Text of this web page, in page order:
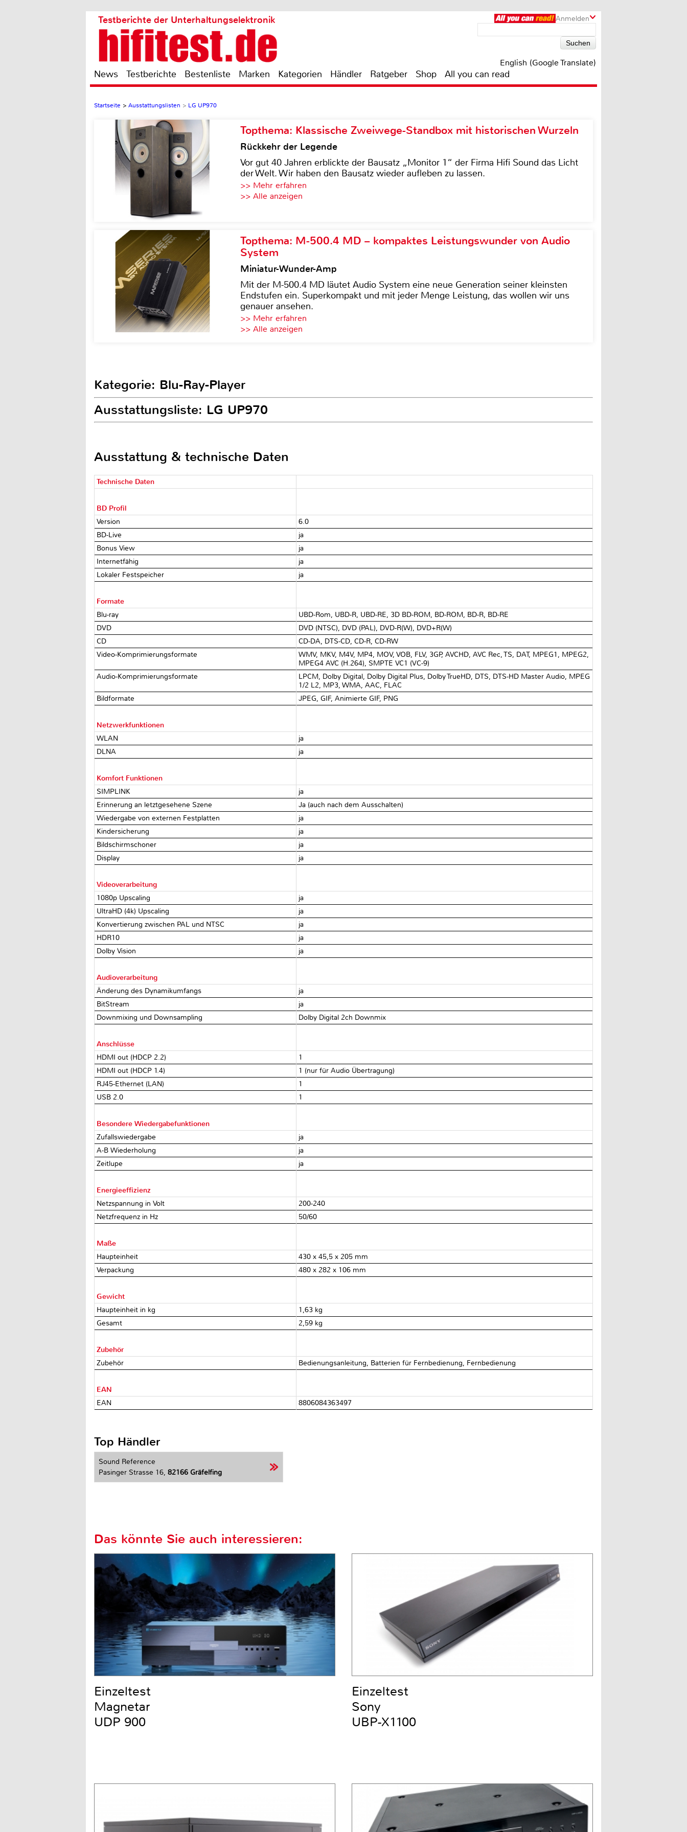
Anmelden
Testberichte der Unterhaltungselektronik
English (Google Translate)
News Testberichte Bestenliste Marken Kategorien Händler Ratgeber Shop All you can read
Startseite > Ausstattungslisten > LG UP970
Topthema: Klassische Zweiwege-Standbox mit historischen Wurzeln
Rückkehr der Legende
Vor gut 40 Jahren erblickte der Bausatz „Monitor 1“ der Firma Hifi Sound das Licht
der Welt. Wir haben den Bausatz wieder aufleben zu lassen.
>> Mehr erfahren
>> Alle anzeigen
Topthema: M-500.4 MD – kompaktes Leistungswunder von Audio
System
Miniatur-Wunder-Amp
Mit der M-500.4 MD läutet Audio System eine neue Generation seiner kleinsten
Endstufen ein. Superkompakt und mit jeder Menge Leistung, das wollen wir uns
genauer ansehen.
>> Mehr erfahren
>> Alle anzeigen
Kategorie: Blu-Ray-Player
Ausstattungsliste: LG UP970
Ausstattung & technische Daten
Technische Daten
BD Profil
Version
6.0
BD-Live
ja
Bonus View
ja
Internetfähig
ja
Lokaler Festspeicher
ja
Formate
Blu-ray
UBD-Rom, UBD-R, UBD-RE, 3D BD-ROM, BD-ROM, BD-R, BD-RE
DVD
DVD (NTSC), DVD (PAL), DVD-R(W), DVD+R(W)
CD
CD-DA, DTS-CD, CD-R, CD-RW
Video-Komprimierungsformate
WMV, MKV, M4V, MP4, MOV, VOB, FLV, 3GP, AVCHD, AVC Rec, TS, DAT, MPEG1, MPEG2,
MPEG4 AVC (H.264), SMPTE VC1 (VC-9)
Audio-Komprimierungsformate
LPCM, Dolby Digital, Dolby Digital Plus, Dolby TrueHD, DTS, DTS-HD Master Audio, MPEG
1/2 L2, MP3, WMA, AAC, FLAC
Bildformate
JPEG, GIF, Animierte GIF, PNG
Netzwerkfunktionen
WLAN
ja
DLNA
ja
Komfort Funktionen
SIMPLINK
ja
Erinnerung an letztgesehene Szene
Ja (auch nach dem Ausschalten)
Wiedergabe von externen Festplatten
ja
Kindersicherung
ja
Bildschirmschoner
ja
Display
ja
Videoverarbeitung
1080p Upscaling
ja
UltraHD (4k) Upscaling
ja
Konvertierung zwischen PAL und NTSC
ja
HDR10
ja
Dolby Vision
ja
Audioverarbeitung
Änderung des Dynamikumfangs
ja
BitStream
ja
Downmixing und Downsampling
Dolby Digital 2ch Downmix
Anschlüsse
HDMI out (HDCP 2.2)
1
HDMI out (HDCP 1.4)
1 (nur für Audio Übertragung)
RJ45-Ethernet (LAN)
1
USB 2.0
1
Besondere Wiedergabefunktionen
Zufallswiedergabe
ja
A-B Wiederholung
ja
Zeitlupe
ja
Energieeffizienz
Netzspannung in Volt
200-240
Netzfrequenz in Hz
50/60
Maße
Haupteinheit
430 x 45,5 x 205 mm
Verpackung
480 x 282 x 106 mm
Gewicht
Haupteinheit in kg
1,63 kg
Gesamt
2,59 kg
Zubehör
Zubehör
Bedienungsanleitung, Batterien für Fernbedienung, Fernbedienung
EAN
EAN
8806084363497
Top Händler
Sound Reference
Pasinger Strasse 16, 82166 Gräfelfing
Das könnte Sie auch interessieren:
Einzeltest
Magnetar
UDP 900
Einzeltest
Sony
UBP-X1100